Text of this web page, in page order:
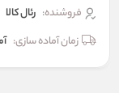
فروشنده: رئال كالا
زمان آماده سازی: